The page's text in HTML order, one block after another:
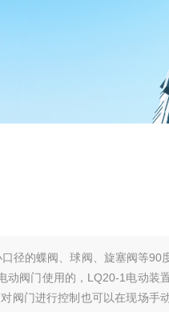
径的蝶阀、球阀、旋塞阀等90
阀门进行控制也可以在现场手